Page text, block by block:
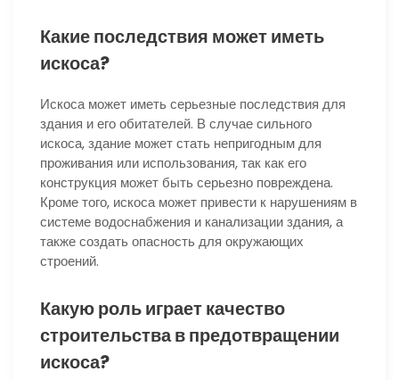
Какие последствия может иметь
искоса?
Искоса может иметь серьезные последствия для
здания и его обитателей. В случае сильного
искоса, здание может стать непригодным для
проживания или использования, так как его
конструкция может быть серьезно повреждена.
Кроме того, искоса может привести к нарушениям в
системе водоснабжения и канализации здания, а
также создать опасность для окружающих
строений.
Какую роль играет качество
строительства в предотвращении
искоса?